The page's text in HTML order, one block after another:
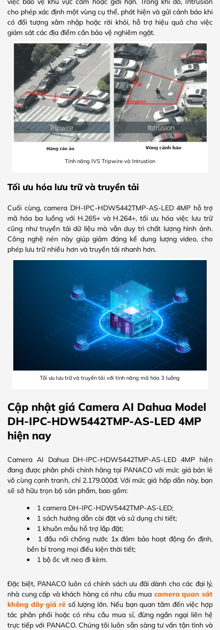
cho phép xác định một vùng cụ thể, phát hiện và gửi cảnh báo khi
có đối tượng xâm nhập hoặc rời khỏi, hỗ trợ hiệu quả cho việc
giám sát các địa điểm cần bảo vệ nghiêm ngặt.
Tính năng IVS Tripwire và Intrustion
Tối ưu hóa lưu trữ và truyền tải
Cuối cùng, camera DH-IPC-HDW5442TMP-AS-LED 4MP hỗ trợ
mã hóa ba luồng với H.265+ và H.264+, tối ưu hóa việc lưu trữ
cũng như truyền tải dữ liệu mà vẫn duy trì chất lượng hình ảnh.
Công nghệ nén này giúp giảm đáng kể dung lượng video, cho
phép lưu trữ nhiều hơn và truyền tải nhanh hơn.
Tối ưu lưu trữ và truyền tải với tính năng mã hóa 3 luồng
Cập nhật giá Camera AI Dahua Model
DH-IPC-HDW5442TMP-AS-LED 4MP
hiện nay
Camera AI Dahua DH-IPC-HDW5442TMP-AS-LED 4MP hiện
đang được phân phối chính hãng tại PANACO với mức giá bán lẻ
vô cùng cạnh tranh, chỉ 2.179.000đ. Với mức giá hấp dẫn này, bạn
sẽ sở hữu trọn bộ sản phẩm, bao gồm:
1 camera DH-IPC-HDW5442TMP-AS-LED;
1 sách hướng dẫn cài đặt và sử dụng chi tiết;
1 khuôn mẫu hỗ trợ lắp đặt;
1 đầu nối chống nước 1x đảm bảo hoạt động ổn định,
bền bỉ trong mọi điều kiện thời tiết;
1 bộ ốc vít neo đi kèm.
Đặc biệt, PANACO luôn có chính sách ưu đãi dành cho các đại lý,
nhà cung cấp và khách hàng có nhu cầu mua camera quan sát
không dây giá rẻ số lượng lớn. Nếu bạn quan tâm đến việc hợp
tác phân phối hoặc có nhu cầu mua sỉ, đừng ngần ngại liên hệ
trực tiếp với PANACO. Chúng tôi luôn sẵn sàng tư vấn tận tình và